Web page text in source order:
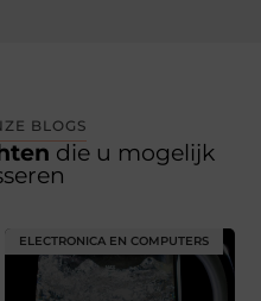
BLOGS
die u mogelijk
ELECTRONICA EN COMPUTERS